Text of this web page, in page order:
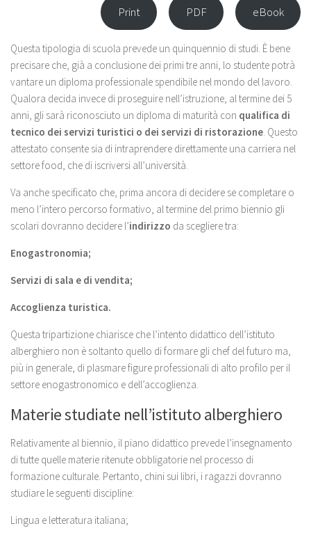
Print PDF eBook
Questa tipologia di scuola prevede un quinquennio di studi. È bene
precisare che, già a conclusione dei primi tre anni, lo studente potrà
vantare un diploma professionale spendibile nel mondo del lavoro.
Qualora decida invece di proseguire nell’istruzione, al termine dei 5
anni, gli sarà riconosciuto un diploma di maturità con qualifica di
tecnico dei servizi turistici o dei servizi di ristorazione . Questo
attestato consente sia di intraprendere direttamente una carriera nel
settore food, che di iscriversi all’università.
Va anche specificato che, prima ancora di decidere se completare o
meno l’intero percorso formativo, al termine del primo biennio gli
scolari dovranno decidere l’indirizzo da scegliere tra:
Enogastronomia;
Servizi di sala e di vendita;
Accoglienza turistica.
Questa tripartizione chiarisce che l’intento didattico dell’istituto
alberghiero non è soltanto quello di formare gli chef del futuro ma,
più in generale, di plasmare figure professionali di alto profilo per il
settore enogastronomico e dell’accoglienza.
Materie studiate nell’istituto alberghiero
Relativamente al biennio, il piano didattico prevede l’insegnamento
di tutte quelle materie ritenute obbligatorie nel processo di
formazione culturale. Pertanto, chini sui libri, i ragazzi dovranno
studiare le seguenti discipline:
Lingua e letteratura italiana;